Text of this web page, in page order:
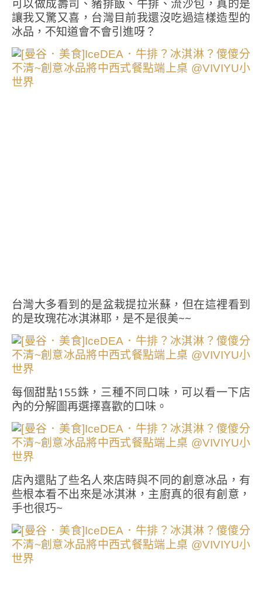
可以做成壽司、豬排飯、牛排、流沙包，真的是
讓我又驚又喜，台灣目前我還沒吃過這樣造型的
冰品，不知道會不會引進呀？
台灣大多看到的是盆栽提拉米蘇，但在這裡看到
的是玫瑰花冰淇淋耶，是不是很美~~
每個甜點155銖，三種不同口味，可以看一下店
內的分解圖再選擇喜歡的口味。
店內還貼了些名人來店時與不同的創意冰品，有
些根本看不出來是冰淇淋，主廚真的很有創意，
手也很巧~